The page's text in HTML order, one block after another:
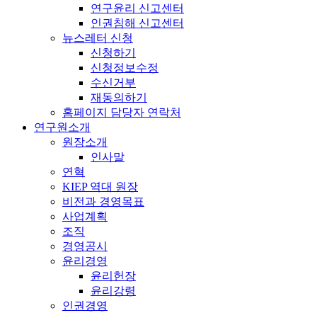
연구윤리 신고센터
인권침해 신고센터
뉴스레터 신청
신청하기
신청정보수정
수신거부
재동의하기
홈페이지 담당자 연락처
연구원소개
원장소개
인사말
연혁
KIEP 역대 원장
비전과 경영목표
사업계획
조직
경영공시
윤리경영
윤리헌장
윤리강령
인권경영